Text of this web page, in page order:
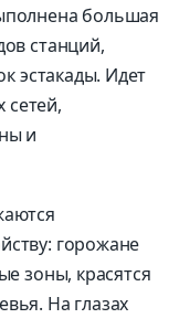
большая
станций,
эстакады. Идет
и
горожане
зоны, красятся
На глазах